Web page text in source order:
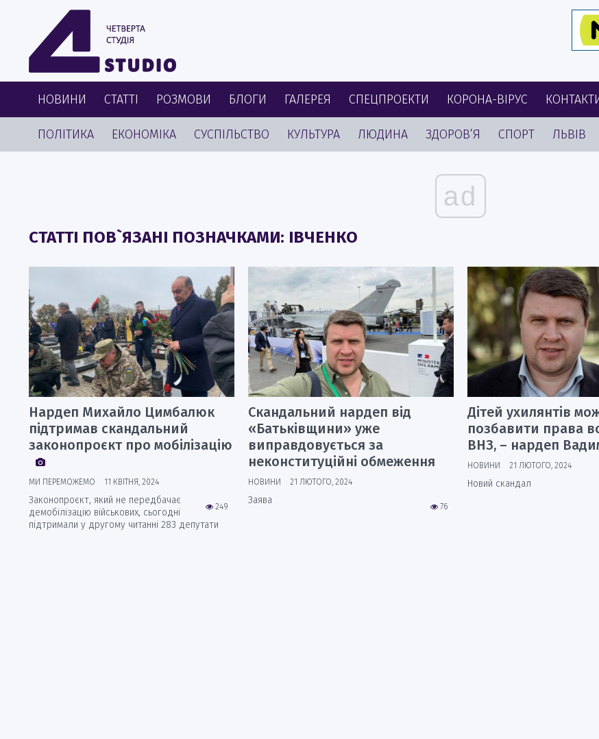
НОВИНИ СТАТТІ РОЗМОВИ БЛОГИ ГАЛЕРЕЯ СПЕЦПРОЕКТИ КОРОНА-ВІРУС
ПОЛІТИКА ЕКОНОМІКА СУСПІЛЬСТВО КУЛЬТУРА ЛЮДИНА ЗДОРОВ’Я СПОРТ ЛЬВІВ
ad
СТАТТІ ПОВ`ЯЗАНІ ПОЗНАЧКАМИ: ІВЧЕНКО
Нардеп Михайло Цимбалюк
підтримав скандальний
законопроєкт про мобілізацію
МИ ПЕРЕМОЖЕМО 11 КВІТНЯ, 2024
249
Законопроєкт, який не передбачає
демобілізацію військових, сьогодні
підтримали у другому читанні 283 депутати
Скандальний нардеп від
«Батьківщини» уже
виправдовується за
неконституційні обмеження
НОВИНИ 21 ЛЮТОГО, 2024
76
Заява
Дітей ухилянтів
позбавити права
ВНЗ, – нардеп
НОВИНИ 21 ЛЮТОГО, 2024
Новий скандал